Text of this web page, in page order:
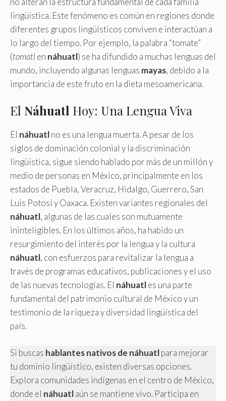
lingüística. Este fenómeno es común en regiones donde
diferentes grupos lingüísticos conviven e interactúan a
lo largo del tiempo. Por ejemplo, la palabra “tomate”
(tomatlen náhuatl) se ha difundido a muchas lenguas del
mundo, incluyendo algunas lenguas mayas, debido a la
importancia de este fruto en la dieta mesoamericana.
El Náhuatl Hoy: Una Lengua Viva
El náhuatlno es una lengua muerta. A pesar de los
siglos de dominación colonial y la discriminación
lingüística, sigue siendo hablado por más de un millón y
medio de personas en México, principalmente en los
estados de Puebla, Veracruz, Hidalgo, Guerrero, San
Luis Potosí y Oaxaca. Existen variantes regionales del
náhuatl, algunas de las cuales son mutuamente
ininteligibles. En los últimos años, ha habido un
resurgimiento del interés por la lengua y la cultura
náhuatl, con esfuerzos para revitalizar la lengua a
través de programas educativos, publicaciones y el uso
de las nuevas tecnologías. El náhuatles una parte
fundamental del patrimonio cultural de México y un
testimonio de la riqueza y diversidad lingüística del
país.
Si buscas hablantes nativos de náhuatlpara mejorar
tu dominio lingüístico, existen diversas opciones.
Explora comunidades indígenas en el centro de México,
donde el náhuatlaún se mantiene vivo. Participa en